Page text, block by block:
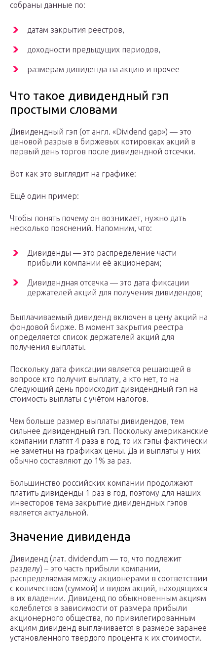
собраны данные по:
датам закрытия реестров,
доходности предыдущих периодов,
размерам дивиденда на акцию и прочее
Что такое дивидендный гэп
простыми словами
Дивидендный гэп (от англ. «Dividend gap») — это
ценовой разрыв в биржевых котировках акций в
первый день торгов после дивидендной отсечки.
Вот как это выглядит на графике:
Ещё один пример:
Чтобы понять почему он возникает, нужно дать
несколько пояснений. Напомним, что:
Дивиденды — это распределение части
прибыли компании её акционерам;
Дивидендная отсечка — это дата фиксации
держателей акций для получения дивидендов;
Выплачиваемый дивиденд включен в цену акций на
фондовой бирже. В момент закрытия реестра
определяется список держателей акций для
получения выплаты.
Поскольку дата фиксации является решающей в
вопросе кто получит выплату, а кто нет, то на
следующий день происходит дивидендный гэп на
стоимость выплаты с учётом налогов.
Чем больше размер выплаты дивидендов, тем
сильнее дивидендный гэп. Поскольку американские
компании платят 4 раза в год, то их гэпы фактически
не заметны на графиках цены. Да и выплаты у них
обычно составляют до 1% за раз.
Большинство российских компании продолжают
платить дивиденды 1 раз в год, поэтому для наших
инвесторов тема закрытие дивидендных гэпов
является актуальной.
Значение дивиденда
Дивиденд (лат. dividendum — то, что подлежит
разделу) – это часть прибыли компании,
распределяемая между акционерами в соответствии
с количеством (суммой) и видом акций, находящихся
в их владении. Дивиденд по обыкновенным акциям
колеблется в зависимости от размера прибыли
акционерного общества, по привилегированным
акциям дивиденд выплачивается в размере заранее
установленного твердого процента к их стоимости.